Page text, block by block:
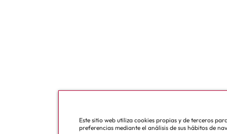
Este sitio web utiliza cookies propias y de terceros
preferencias mediante el análisis de sus hábitos de